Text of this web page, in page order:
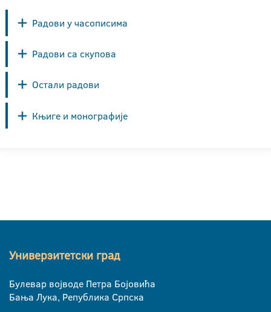
Радови у часописима
Радови са скупова
Остали радови
Књиге и монографије
Универзитетски град
Булевар војводе Петра Бојовића
Бања Лука, Република Српска